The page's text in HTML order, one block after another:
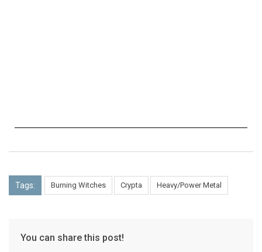
Tags: Burning Witches Crypta Heavy/Power Metal
You can share this post!